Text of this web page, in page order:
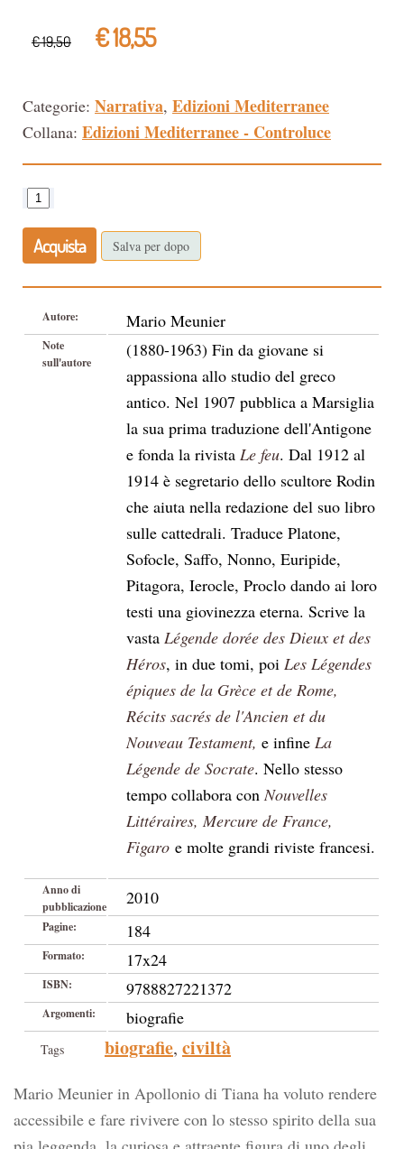
€ 19,50 € 18,55
Categorie: Narrativa, Edizioni Mediterranee
Collana: Edizioni Mediterranee - Controluce
Acquista Salva per dopo
Autore: Mario Meunier
Note
sull'autore
(1880-1963) Fin da giovane si
appassiona allo studio del greco
antico. Nel 1907 pubblica a Marsiglia
la sua prima traduzione dell'Antigone
e fonda la rivista Le feu. Dal 1912 al
1914 è segretario dello scultore Rodin
che aiuta nella redazione del suo libro
sulle cattedrali. Traduce Platone,
Sofocle, Saffo, Nonno, Euripide,
Pitagora, Ierocle, Proclo dando ai loro
testi una giovinezza eterna. Scrive la
vasta Légende dorée des Dieux et des
Héros, in due tomi, poi Les Légendes
épiques de la Grèce et de Rome,
Récits sacrés de l'Ancien et du
Nouveau Testament, e infine La
Légende de Socrate. Nello stesso
tempo collabora conNouvelles
Littéraires, Mercure de France,
Figaro e molte grandi riviste francesi.
Anno di
pubblicazione
2010
Pagine: 184
Formato: 17x24
ISBN: 9788827221372
Argomenti: biografie
Tags biografie, civiltà
Mario Meunier in Apollonio di Tiana ha voluto rendere
accessibile e fare rivivere con lo stesso spirito della sua